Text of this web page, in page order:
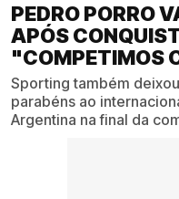
PEDRO PORRO
APÓS
"COMPETIMOS
Sporting também
parabéns ao
Argentina na final da